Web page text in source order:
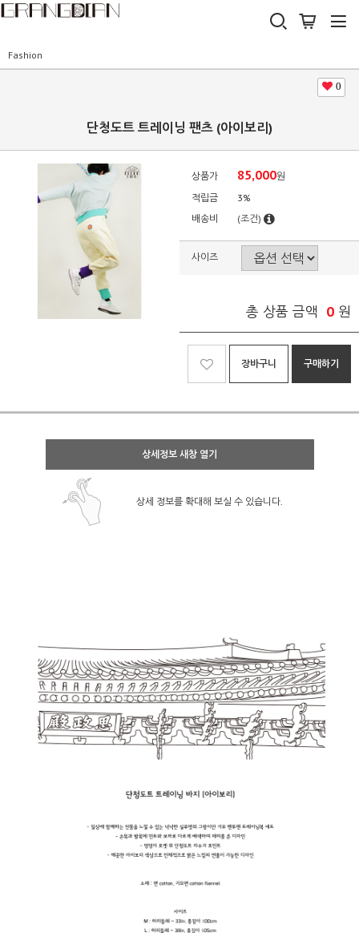
Fashion
0
단청도트 트레이닝 팬츠 (아이보리)
상품가 85,000원
적립금
3%
배송비
(조건)
사이즈
총 상품 금액 0 원
장바구니 구매하기
상세정보 새창 열기
상세 정보를 확대해 보실 수 있습니다.